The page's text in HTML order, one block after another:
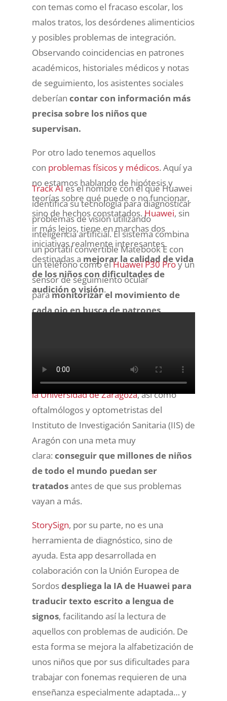
con temas como el fracaso escolar, los
malos tratos, los desórdenes alimenticios
y posibles problemas de integración.
Observando coincidencias en patrones
académicos, historiales médicos y notas
de seguimiento, los asistentes sociales
deberían contar con información más
precisa sobre los niños que
supervisan.
Por otro lado tenemos aquellos
con problemas físicos y médicos. Aquí ya
no estamos hablando de hipótesis y
teorías sobre qué puede o no funcionar,
sino de hechos constatados. Huawei, sin
ir más lejos, tiene en marchas dos
iniciativas realmente interesantes
destinadas a mejorar la calidad de vida
de los niños con dificultades de
audición o visión.
Track AIes el nombre con el que Huawei
identifica su tecnología para diagnosticar
problemas de visión utilizando
inteligencia artificial. El sistema combina
un portátil convertible Matebook E con
un teléfono como elHuawei P30 Proy un
sensor de seguimiento ocular
paramonitorizar el movimiento de
cada ojo en busca de patrones
real en la que
España participa a través
del Instituto de Ingeniería de Aragón de
la Universidad de Zaragoza, así como
oftalmólogos y optometristas del
Instituto de Investigación Sanitaria (IIS) de
Aragón con una meta muy
clara: conseguir que millones de niños
de todo el mundo puedan ser
tratadosantes de que sus problemas
vayan a más.
StorySign, por su parte, no es una
herramienta de diagnóstico, sino de
ayuda. Esta app desarrollada en
colaboración con la Unión Europea de
Sordosdespliega la IA de Huawei para
traducir texto escrito a lengua de
signos, facilitando así la lectura de
aquellos con problemas de audición. De
esta forma se mejora la alfabetización de
unos niños que por sus dificultades para
trabajar con fonemas requieren de una
enseñanza especialmente adaptada… y